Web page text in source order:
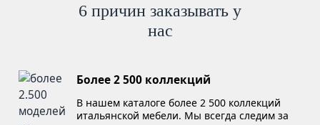
6 причин заказывать у
нас
Более 2 500 коллекций
В нашем каталоге более 2 500 коллекций
итальянской мебели. Мы всегда следим за